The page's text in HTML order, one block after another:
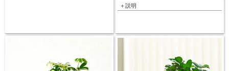
＋説明